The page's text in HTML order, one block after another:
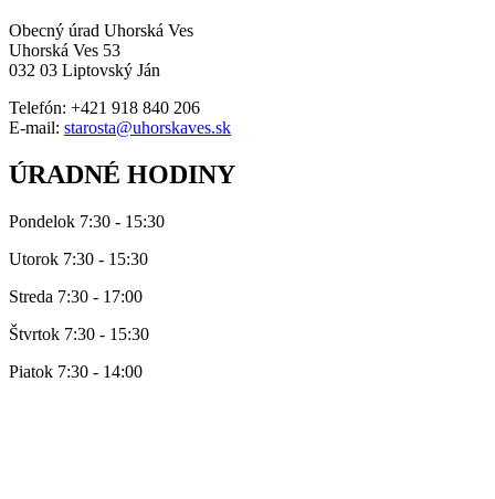
Obecný úrad Uhorská Ves
Uhorská Ves 53
032 03 Liptovský Ján
Telefón: +421 918 840 206
E-mail: starosta@uhorskaves.sk
ÚRADNÉ HODINY
Pondelok 7:30 - 15:30
Utorok 7:30 - 15:30
Streda 7:30 - 17:00
Štvrtok 7:30 - 15:30
Piatok 7:30 - 14:00